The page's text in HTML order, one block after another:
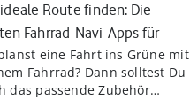
Route finden: Die
Fahrrad-Navi-Apps für
eine Fahrt ins Grüne mit
Fahrrad? Dann solltest Du
das passende Zubehör